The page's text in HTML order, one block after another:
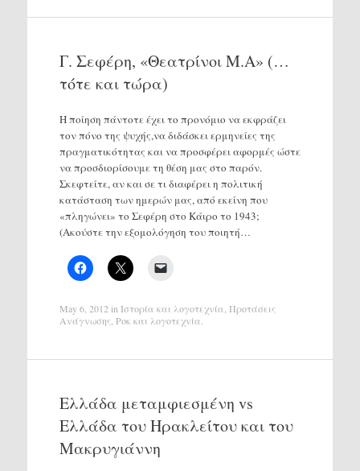
Γ. Σεφέρη, «Θεατρίνοι Μ.Α» (…
τότε και τώρα)
Η ποίηση πάντοτε έχει το προνόμιο να εκφράζει
τον πόνο της ψυχής,να διδάσκει ερμηνείες της
πραγματικότητας και να προσφέρει αφορμές ώστε
να προσδιoρίσουμε τη θέση μας στο παρόν.
Σκεφτείτε, αν και σε τι διαφέρει η πολιτική
κατάσταση των ημερών μας, από εκείνη που
«πληγώνει» το Σεφέρη στο Κάιρο το 1943;
(Ακούστε την εξομολόγηση του ποιητή…
May 6, 2012 in Ιστορία και λογοτεχνία Προτάσεις
Ανάγνωσης, Ροκ και λογοτεχνία
Ελλάδα μεταμφιεσμένη vs
Ελλάδα του Ηρακλείτου και του
Μακρυγιάννη